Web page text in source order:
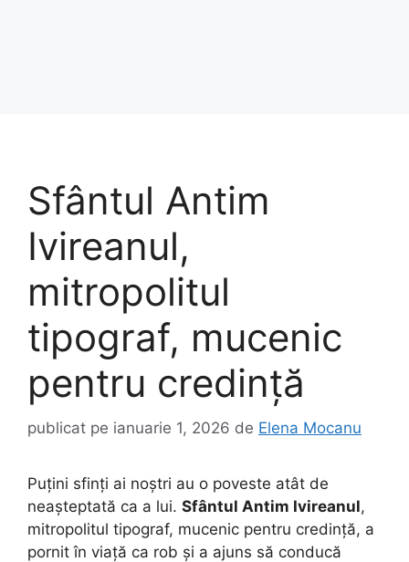
Sfântul Antim
Ivireanul,
mitropolitul
tipograf, mucenic
pentru credință
publicat pe ianuarie 1, 2026 de Elena Mocanu
Puțini sfinți ai noștri au o poveste atât de
neașteptată ca a lui. Sfântul Antim Ivireanul,
mitropolitul tipograf, mucenic pentru credință, a
pornit în viață ca rob și a ajuns să conducă